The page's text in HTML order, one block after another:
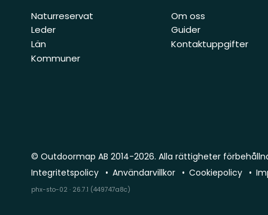
Naturreservat
Leder
Län
Kommuner
Om oss
Guider
Kontaktuppgifter
© Outdoormap AB 2014-2026. Alla rättigheter
Integritetspolicy
Användarvillkor Cookiepolicy
phx-sto-02 · 26.7.1 (449747a8c)